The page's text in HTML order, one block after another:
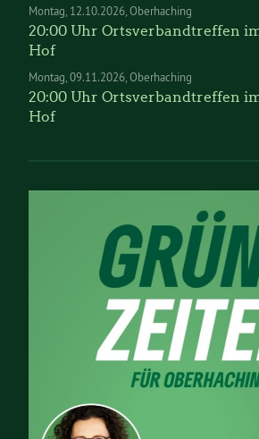
Montag 12.10.2026 Oberhaching
20:00 Uhr Ortsverbandtreffen
Hof
Montag 09.11.2026 Oberhaching
20:00 Uhr Ortsverbandtreffen
Hof